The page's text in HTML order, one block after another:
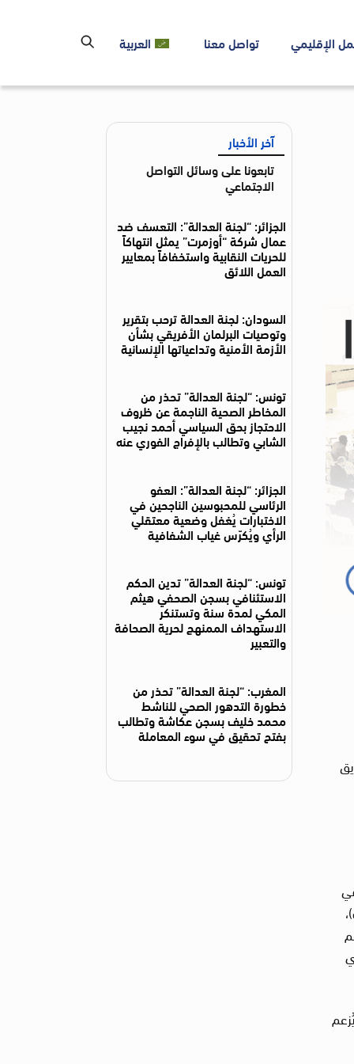
الإقليمي تواصل معنا العربية
عقب محاكمات يُزعم
آخر الأخبار
تابعونا على وسائل التواصل
الاجتماعي
الجزائر: “لجنة العدالة”: التعسف ضد
عمال شركة “أوزمرت” يمثل انتهاكاً
للحريات النقابية واستخفافاً بمعايير
العمل اللائق
السودان: لجنة العدالة ترحب بتقرير
وتوصيات البرلمان الأفريقي بشأن
الأزمة الأمنية وتداعياتها الإنسانية
تونس: “لجنة العدالة” تحذر من
المخاطر الصحية الناجمة عن ظروف
الاحتجاز بحق السياسي أحمد نجيب
الشابي وتطالب بالإفراج الفوري عنه
الجزائر: “لجنة العدالة”: العفو
الرئاسي للمحبوسين الناجحين في
الاختبارات يُغفل وضعية معتقلي
الرأي ويُكرّس غياب الشفافية
تونس: “لجنة العدالة” تدين الحكم
الاستئنافي بسجن الصحفي هيثم
المكي لمدة سنة وتستنكر
الاستهداف الممنهج لحرية الصحافة
والتعبير
المغرب: “لجنة العدالة” تحذر من
خطورة التدهور الصحي للناشط
محمد خليف بسجن عكاشة وتطالب
بفتح تحقيق في سوء المعاملة